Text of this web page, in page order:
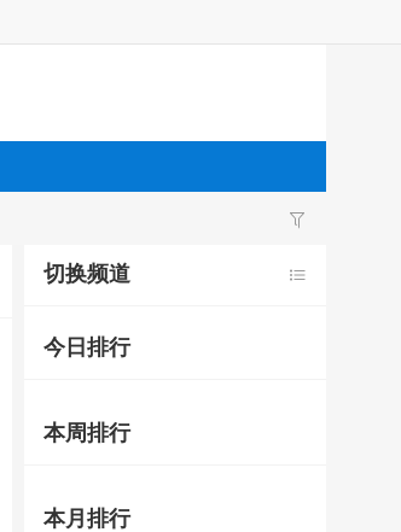
切换频道
今日排行
本周排行
本月排行